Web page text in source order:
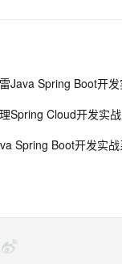
Spring Cloud开发实战